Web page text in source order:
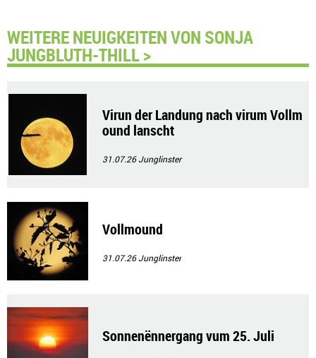
WEITERE NEUIGKEITEN VON SONJA
JUNGBLUTH-THILL >
Virun der Landung nach virum Vollm
ound lanscht
31.07.26Junglinster
Vollmound
31.07.26Junglinster
Sonnenënnergang vum 25. Juli